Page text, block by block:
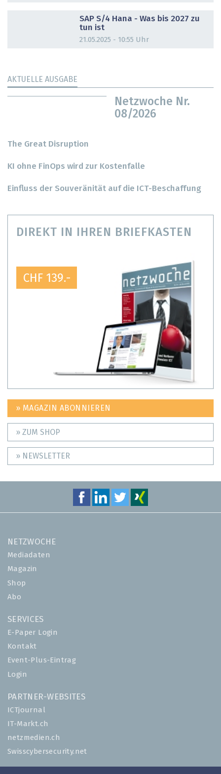
SAP S/4 Hana - Was bis 2027 zu
tun ist
21.05.2025 - 10:55 Uhr
AKTUELLE AUSGABE
Netzwoche Nr.
08/2026
The Great Disruption
KI ohne FinOps wird zur Kostenfalle
Einfluss der Souveränität auf die ICT-Beschaffung
DIREKT IN IHREN BRIEFKASTEN
CHF 139.-
» MAGAZIN ABONNIEREN
» ZUM SHOP
» NEWSLETTER
NETZWOCHE
Mediadaten
Magazin
Shop
Abo
SERVICES
E-Paper Login
Kontakt
Event-Plus-Eintrag
Login
PARTNER-WEBSITES
ICTjournal
IT-Markt.ch
netzmedien.ch
Swisscybersecurity.net